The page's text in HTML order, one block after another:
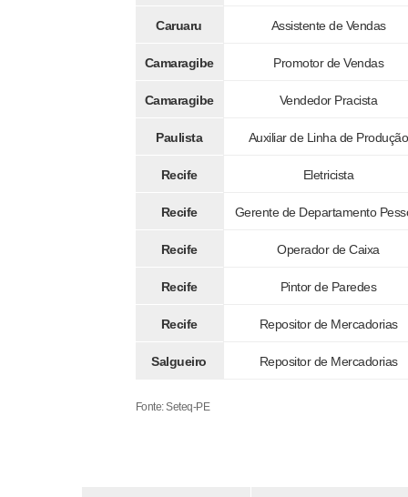
Caruaru Assistente de Vendas
Camaragibe Promotor de Vendas
Camaragibe Vendedor Pracista
Paulista Auxiliar de Linha de Produção
Recife Eletricista
Recife Gerente de Departamento
Recife Operador de Caixa
Recife Pintor de Paredes
Recife Repositor de Mercadorias
Salgueiro Repositor de Mercadorias
Fonte: Seteq-PE